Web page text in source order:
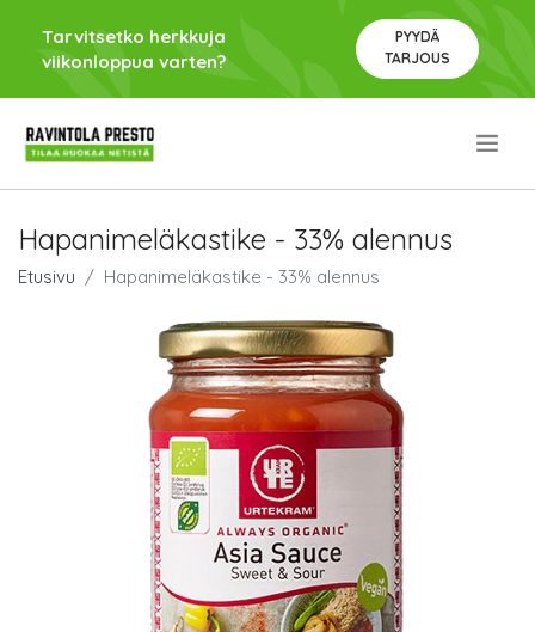
Tarvitsetko herkkuja
viikonloppua varten?
PYYDÄ
TARJOUS
Hapanimeläkastike - 33% alennus
Etusivu Hapanimeläkastike - 33% alennus